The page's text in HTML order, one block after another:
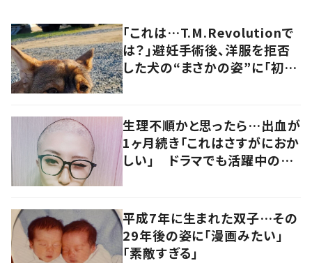
「これは…T.M.Revolutionで
は？」避妊手術後、洋服を拒否
した犬の“まさかの姿”に「初め
ごい」
生理不順かと思ったら…出血が
1ヶ月続き「これはさすがにおか
しい」 ドラマでも活躍中の女
平成7年に生まれた双子…その
29年後の姿に「漫画みたい」
「素敵すぎる」